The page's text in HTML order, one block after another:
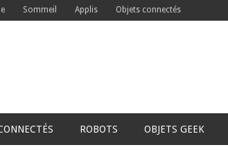
Sommeil Applis Objets connectés
ROBOTS OBJETS GEEK